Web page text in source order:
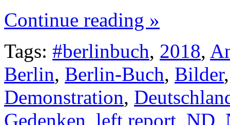
Continue reading »
Tags: #berlinbuch, 2018,
Berlin, Berlin-Buch, Bilder
Demonstration,
Gedenken, left report, ND,